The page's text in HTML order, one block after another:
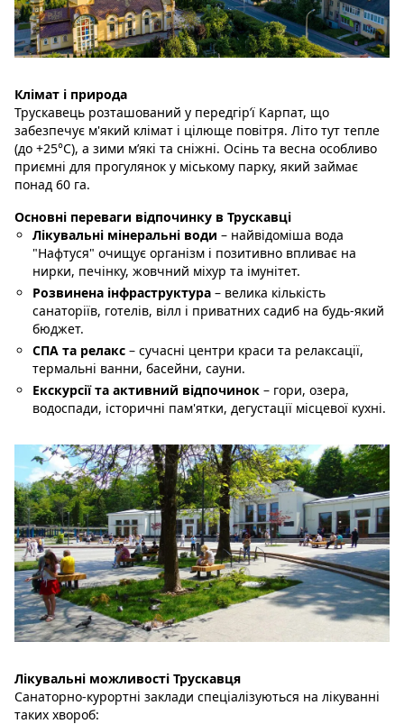
Клімат і природа
Трускавець розташований у передгір’ї Карпат, що
забезпечує м'який клімат і цілюще повітря. Літо тут тепле
(до +25°C), а зими м’які та сніжні. Осінь та весна особливо
приємні для прогулянок у міському парку, який займає
понад 60 га.
Основні переваги відпочинку в Трускавці
Лікувальні мінеральні води – найвідоміша вода
"Нафтуся" очищує організм і позитивно впливає на
нирки, печінку, жовчний міхур та імунітет.
Розвинена інфраструктура – велика кількість
санаторіїв, готелів, вілл і приватних садиб на будь-який
бюджет.
СПА та релакс – сучасні центри краси та релаксації,
термальні ванни, басейни, сауни.
Екскурсії та активний відпочинок – гори, озера,
водоспади, історичні пам'ятки, дегустації місцевої кухні.
Лікувальні можливості Трускавця
Санаторно-курортні заклади спеціалізуються на лікуванні
таких хвороб: